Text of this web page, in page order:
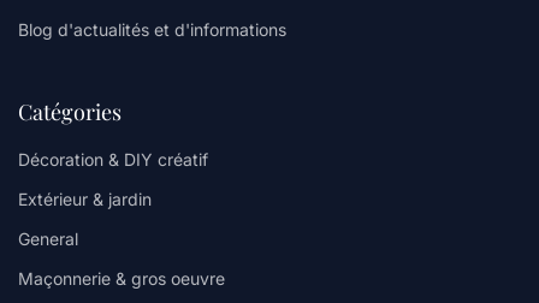
Blog d'actualités et d'informations
Catégories
Décoration & DIY créatif
Extérieur & jardin
General
Maçonnerie & gros oeuvre